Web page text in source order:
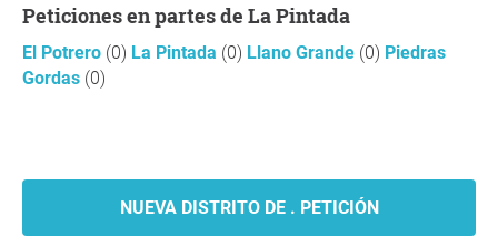
Peticiones en partes de La Pintada
El Potrero (0) La Pintada (0) Llano Grande (0) Piedras
Gordas (0)
NUEVA DISTRITO DE . PETICIÓN